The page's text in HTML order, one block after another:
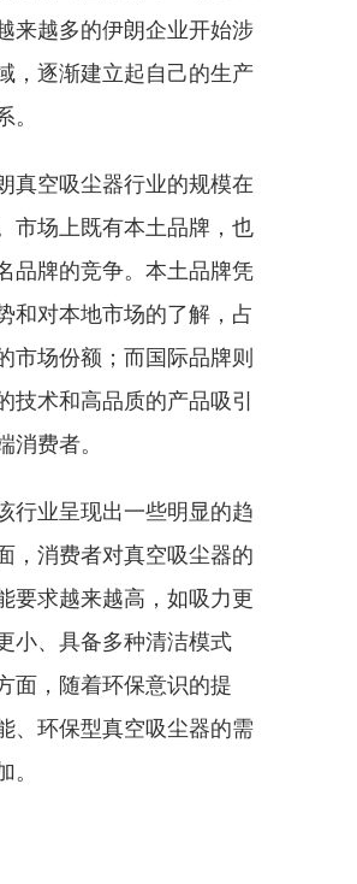
来越多的伊朗企业开始涉
，逐渐建立起自己的生产
。
真空吸尘器行业的规模在
市场上既有本土品牌，也
品牌的竞争。本土品牌凭
和对本地市场的了解，占
市场份额；而国际品牌则
技术和高品质的产品吸引
消费者。
行业呈现出一些明显的趋
，消费者对真空吸尘器的
要求越来越高，如吸力更
小、具备多种清洁模式
面，随着环保意识的提
、环保型真空吸尘器的需
。